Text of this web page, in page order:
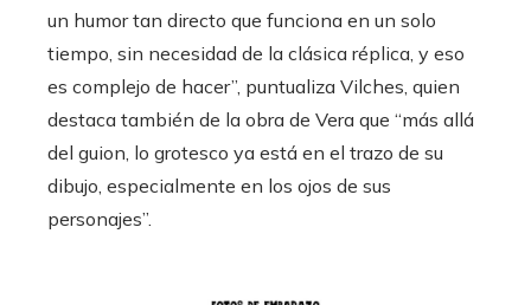
un humor tan directo que funciona en un solo
tiempo, sin necesidad de la clásica réplica, y eso
es complejo de hacer”, puntualiza Vilches, quien
destaca también de la obra de Vera que “más allá
del guion, lo grotesco ya está en el trazo de su
dibujo, especialmente en los ojos de sus
personajes”.